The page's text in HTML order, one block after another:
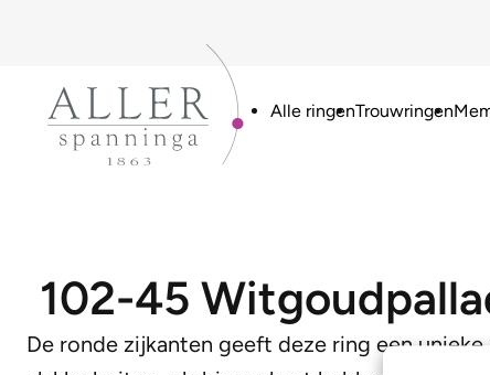
Alle ringenTrouwringen
102-45
De ronde zijkanten geeft deze ring een